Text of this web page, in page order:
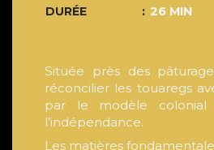
DURÉE
26 MIN
Située près des
réconcilier les touaregs
par le modèle colonial
l’indépendance.
Les matières